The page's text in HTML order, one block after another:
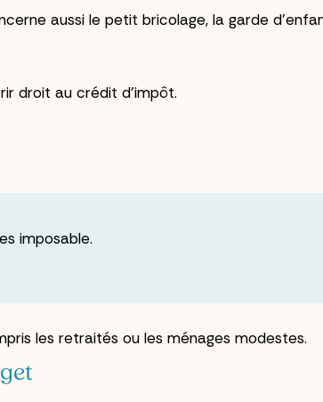
aussi le petit bricolage, la garde
droit au crédit d'impôt.
imposable.
les retraités ou les ménages modestes.